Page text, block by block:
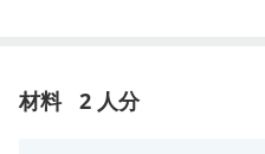
材料 2 人分